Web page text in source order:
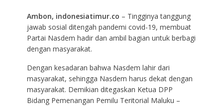
Ambon, indonesiatimur.co – Tingginya tanggung
jawab sosial ditengah pandemi covid-19, membuat
Partai Nasdem hadir dan ambil bagian untuk berbagi
dengan masyarakat.
Dengan kesadaran bahwa Nasdem lahir dari
masyarakat, sehingga Nasdem harus dekat dengan
masyarakat. Demikian ditegaskan Ketua DPP
Bidang Pemenangan Pemilu Teritorial Maluku –